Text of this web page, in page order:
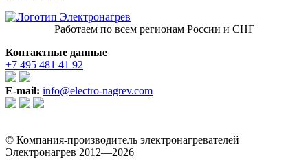
Работаем по всем регионам России и СНГ
Контактные данные
+7 495 481 41 92
E-mail: info@electro-nagrev.com
© Компания-производитель электронагревателей
Электронагрев 2012—2026